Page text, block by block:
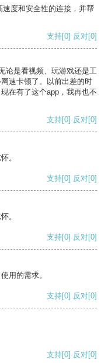
度和安全性的连接，并帮
支持[0] 反对[0]
论是看视频、玩游戏还是工
速卡顿了。以前出差的时
在有了这个app，我再也不
支持[0] 反对[0]
。
支持[0] 反对[0]
。
支持[0] 反对[0]
用的需求。
支持[0] 反对[0]
支持[0] 反对[0]